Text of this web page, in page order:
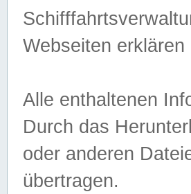
Webseiten
Alle enthaltenen
Durch das
oder anderen
übertragen.